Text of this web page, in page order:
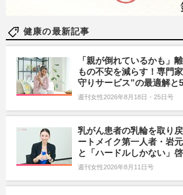
健康の最新記事
「親が倒れているかも」
もの不安を減らす！専門
守りサービス”の最適解と
週刊女性2026年8月18日・25日号
乳がん患者の乳輪を取り
ートメイク第一人者・岩
と「ハードルしかない」
週刊女性2026年8月11日号